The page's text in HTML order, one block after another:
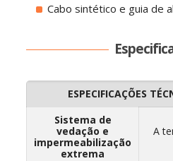
Cabo sintético e guia de
ESPECIFICAÇÕES
Sistema de
vedação e
impermeabilização
extrema
A